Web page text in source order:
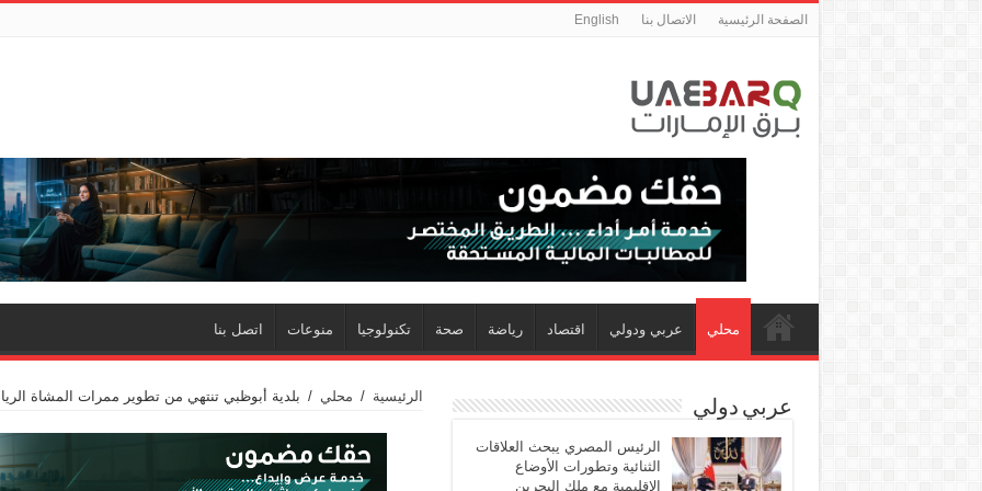
الصفحة الرئيسية الاتصال بنا English
محلي عربي ودولي اقتصاد رياضة صحة تكنولوجيا منوعات اتصل بنا
الرئيسية / محلي / بلدية أبوظبي تنتهي من تطوير ممرات المشاة
عربي دولي
الرئيس المصري يبحث العلاقات
الثنائية وتطورات الأوضاع
الإقليمية مع ملك البحرين